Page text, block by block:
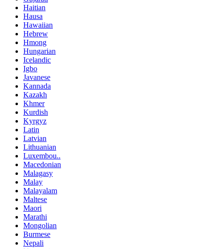
Haitian
Hausa
Hawaiian
Hebrew
Hmong
Hungarian
Icelandic
Igbo
Javanese
Kannada
Kazakh
Khmer
Kurdish
Kyrgyz
Latin
Latvian
Lithuanian
Luxembou..
Macedonian
Malagasy
Malay
Malayalam
Maltese
Maori
Marathi
Mongolian
Burmese
Nepali